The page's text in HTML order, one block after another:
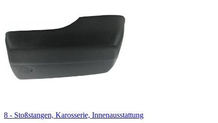
8 - Stoßstangen, Karosserie, Innenausstattung